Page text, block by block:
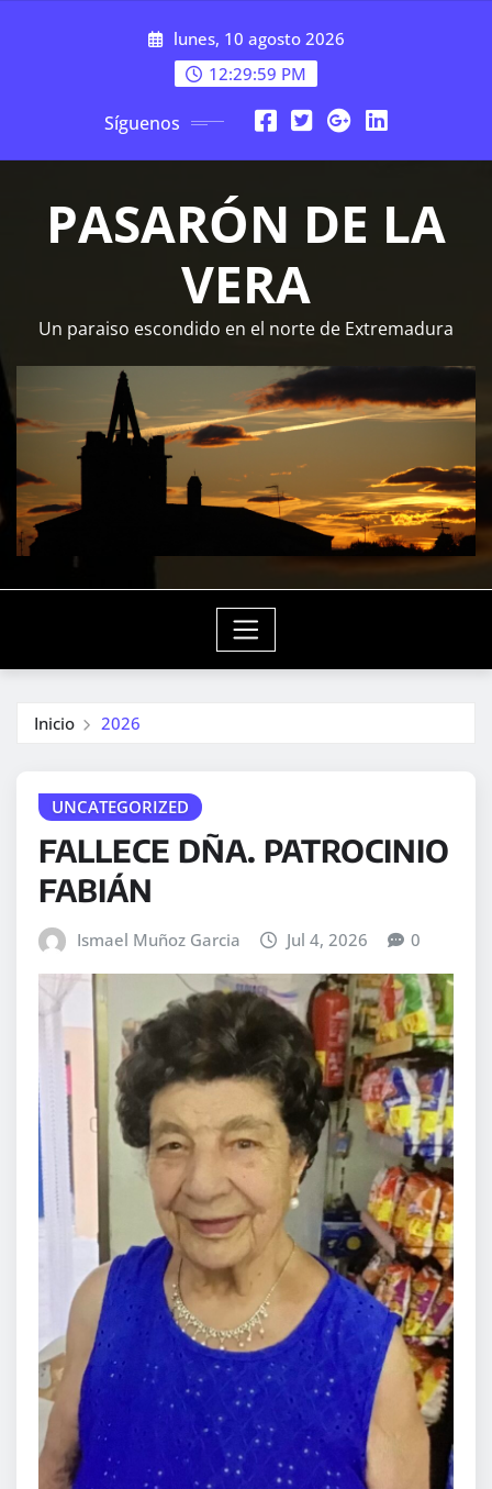
lunes, 10 agosto 2026
12:30:00 PM
Síguenos
PASARÓN DE LA
VERA
Un paraiso escondido en el norte de Extremadura
Inicio 2026
UNCATEGORIZED
FALLECE DÑA. PATROCINIO
FABIÁN
Ismael Muñoz Garcia Jul 4, 2026 0